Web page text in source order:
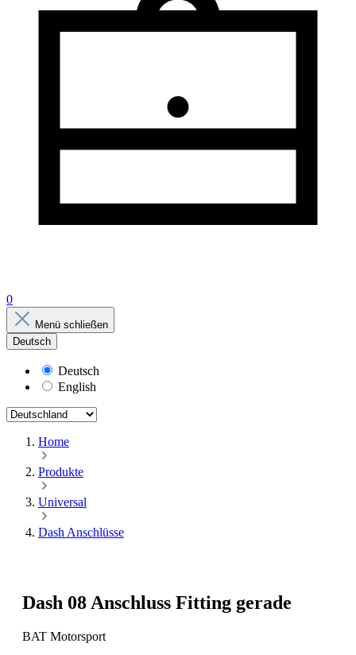
0
Menü schließen
Deutsch
Deutsch
English
Home
Produkte
Universal
Dash Anschlüsse
Dash 08 Anschluss Fitting gerade
BAT Motorsport